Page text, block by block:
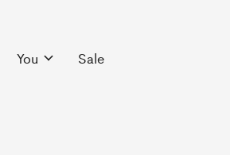
You Sale